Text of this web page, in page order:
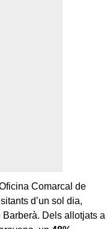
Comarcal de
d’un sol dia,
Dels allotjats a